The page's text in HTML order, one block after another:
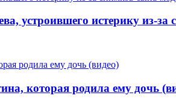
устроившего истерику из-
которая родила ему дочь